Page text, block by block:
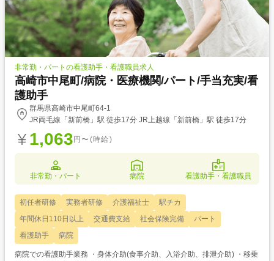
非常勤・パートの看護助手・看護職員求人
高崎市中尾町/病院・医療機関/パート/手当充実/看
護助手
群馬県高崎市中尾町64-1
JR両毛線「新前橋」駅 徒歩17分 JR上越線「新前橋」駅 徒歩17分
1,063 円〜(時給)
非常勤・パート 病院 看護助手・看護職員
初任者研修 実務者研修 介護福祉士
駅チカ
年間休日110日以上
交通費支給 社会保険完備
パート
看護助手
病院
病院での看護助手業務 ・身体介助(食事介助、入浴介助、排泄介助) ・移乗